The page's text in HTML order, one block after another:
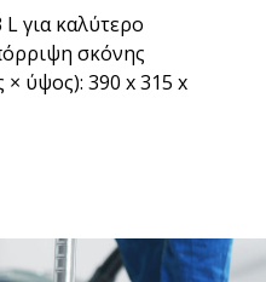
για καλύτερο
σκόνης
× ύψος): 390 x 315 x